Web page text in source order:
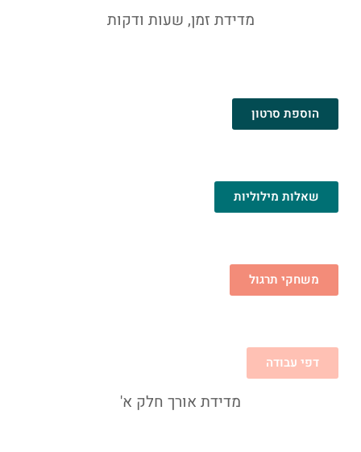
מדידת זמן, שעות ודקות
הוספת סרטון
שאלות מילוליות
משחקי תרגול
דפי עבודה
מדידת אורך חלק א'